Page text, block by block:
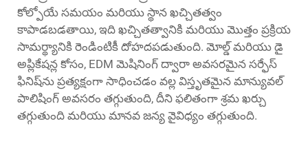
కోల్పోయే సమయం మరియు స్థాన ఖచ్చితత్వం
కాపాడబడతాయి, ఇది ఖచ్చితత్వానికి మరియు మొత్తం ప్రక్రియ
సామర్థ్యానికి రెండింటికీ దోహదపడుతుంది. మోల్డ్ మరియు డై
అప్లికేషన్ల కోసం, EDM మెషినింగ్ ద్వారా అవసరమైన సర్ఫేస్
ఫినిష్‌ను ప్రత్యక్షంగా సాధించడం వల్ల విస్తృతమైన మాన్యువల్
పాలిషింగ్ అవసరం తగ్గుతుంది, దీని ఫలితంగా శ్రమ ఖర్చు
తగ్గుతుంది మరియు మానవ జన్య వైవిధ్యం తగ్గుతుంది.